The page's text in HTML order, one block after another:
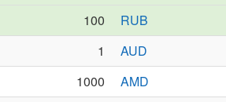
100 RUB
1 AUD
1000 AMD